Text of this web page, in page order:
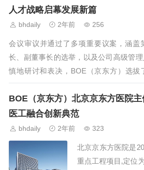
人才战略启幕发展新篇
bhdaily 2年前 256
会议审议并通过了多项重要议案，涵盖
长、副董事长的选举，以及公司高级管
慎地研讨和表决，BOE（京东方）选拔
化、国际化的管理团队，多位80 后年轻
BOE（京东方）北京京东方医院
医工融合创新典范
bhdaily 2年前 323
北京京东方医院是
重点工程项目,定位